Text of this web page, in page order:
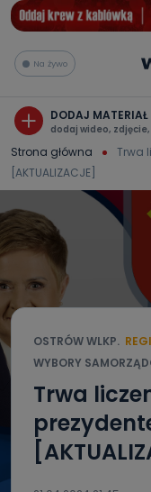
Na żywo
DODAJ MATERIAŁ
dodaj wideo,
Strona główna
Trwa
[AKTUALIZACJE]
OSTRÓW WLKP.
WYBORY
Trwa